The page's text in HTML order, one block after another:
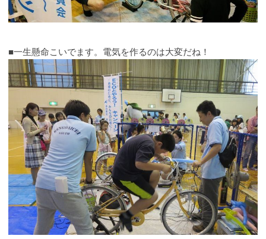
■一生懸命こいでます。電気を作るのは大変だね！